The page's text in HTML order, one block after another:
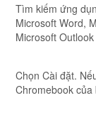
Tìm kiếm ứng
Microsoft Word,
Microsoft
Chọn Cài đặt.
Chromebook của